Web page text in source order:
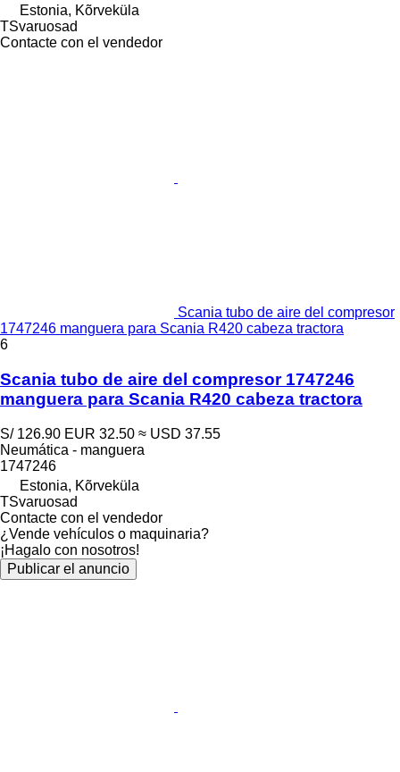
Estonia, Kõrveküla
TSvaruosad
Contacte con el vendedor
Scania tubo de aire del compresor
1747246 manguera para Scania R420 cabeza tractora
6
Scania tubo de aire del compresor 1747246
manguera para Scania R420 cabeza tractora
S/ 126.90 EUR 32.50 ≈ USD 37.55
Neumática - manguera
1747246
Estonia, Kõrveküla
TSvaruosad
Contacte con el vendedor
¿Vende vehículos o maquinaria?
¡Hagalo con nosotros!
Publicar el anuncio